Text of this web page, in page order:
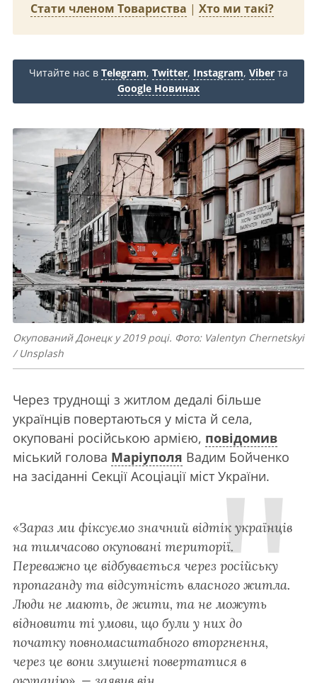
Стати членом Товариства | Хто ми такі?
Читайте нас в Telegram, Twitter, Instagram, Viber та
Google Новинах
Окупований Донецк у 2019 році. Фото: Valentyn Chernetskyi
/ Unsplash
Через труднощі з житлом дедалі більше
українців повертаються у міста й села,
окуповані російською армією, повідомив
міський голова Маріуполя Вадим Бойченко
на засіданні Секції Асоціації міст України.
«Зараз ми фіксуємо значний відтік українців
на тимчасово окуповані території.
Переважно це відбувається через російську
пропаганду та відсутність власного житла.
Люди не мають, де жити, та не можуть
відновити ті умови, що були у них до
початку повномасштабного вторгнення,
через це вони змушені повертатися в